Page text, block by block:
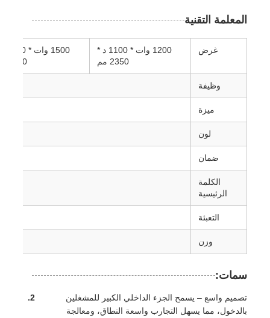
المعلمة التقنية
غرض
1200 وات * 1100 د *
2350 مم
2350 مم
وظيفة
ميزة
لون
ضمان
الكلمة
الرئيسية
التعبئة
وزن
سمات:
تصميم واسع – يسمح الجزء الداخلي الكبير للمشغلين
بالدخول، مما يسهل التجارب واسعة النطاق، ومعالجة